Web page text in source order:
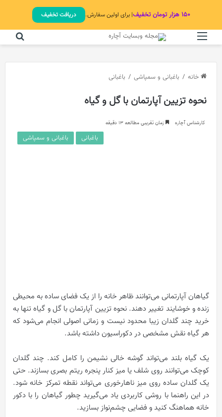
۱۵۰ هزار تومان تخفیف | برای اولین سفارش. دریافت تخفیف
خانه / باغبانی و سمپاشی / باغبانی
نحوه تزیین آپارتمان با گل و گیاه
کارشناس آچاره زمان تقریبی مطالعه 13 دقیقه
باغبانی باغبانی و سمپاشی
گیاهان آپارتمانی می‌توانند ظاهر خانه را از یک فضای ساده به محیطی
زنده و خوشایند تغییر دهند. نحوه تزیین آپارتمان با گل و گیاه تنها به
خرید چند گلدان زیبا محدود نیست و زمانی اصولی انجام می‌شود که
هر گیاه نقش مشخصی در دکوراسیون داشته باشد.
یک گیاه بلند می‌تواند گوشه خالی نشیمن را کامل کند. چند گلدان
کوچک می‌توانند روی شلف یا میز کنار پنجره ریتم بصری بسازند. حتی
یک گلدان ساده روی میز ناهارخوری می‌تواند نقطه تمرکز خانه شود.
در این راهنما با روشی کاربردی یاد می‌گیرید چطور گیاهان را با دکور
خانه هماهنگ کنید و فضایی چشم‌نواز بسازید.